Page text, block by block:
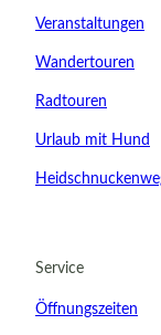
Kinder
Veranstaltungen
Wandertouren
Radtouren
Urlaub mit Hund
Service
Öffnungszeiten